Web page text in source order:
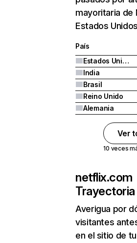
mayoritaria de
Estados
País
Estados Unidos
India
Brasil
Reino Unido
Alemania
Ver
10 veces
netflix.com
Averigua por
visitantes
en el sitio de